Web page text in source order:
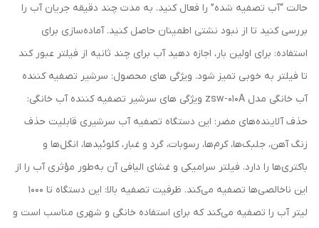
حالت “آب تصفیه شده” را فعال کنید. به مدت چند دقیقه جریان آب را
بررسی کنید تا از نبود نشتی اطمینان حاصل کنید. آماده‌سازی برای
استفاده: برای اولین بار، اجازه دهید آب برای چند ثانیه از فیلتر عبور کند
تا فیلتر به خوبی تمیز شود. ویژگی های محصول: سرشیر تصفیه کننده
آب خانگی مدل zsw-010A ویژگی های سرشیر تصفیه کننده آب خانگی:
حذف آلاینده‌های مضر: این دستگاه تصفیه آب سرشیری قابلیت حذف
زنگ آهن، جلبک‌ها، کرم‌ها، رسوبات، گرد و غبار، کلوئیدها، انگل‌ها و
باکتری‌ها را دارد. فیلتر سرامیکی و غشای الیافی آن به‌طور مؤثری آب را از
این ناخالصی‌ها تصفیه می‌کند. ظرفیت تصفیه بالا: این دستگاه تا 1000
لیتر آب را تصفیه می‌کند که برای استفاده خانگی و شهری مناسب است و